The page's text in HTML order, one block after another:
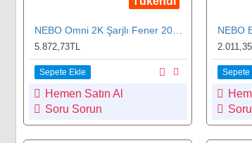
5.872,73TL
Sepete Ekle
Hemen Satın Al
Soru Sorun
Sepete